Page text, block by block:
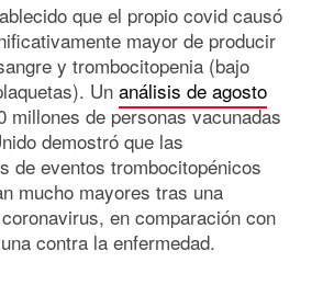
que el propio covid causó
mayor de producir
y trombocitopenia (bajo
Unanálisis de agosto
millones de personas vacunadas
demostró que las
de eventos trombocitopénicos
mucho mayores tras una
en comparación con
contra la enfermedad.